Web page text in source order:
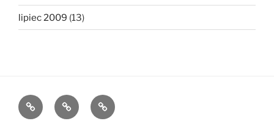
lipiec 2009 (13)
The
1MB
The
512KB
The
250kb